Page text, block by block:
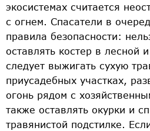
экосистемах считается
с огнем. Спасатели в
правила безопасности:
оставлять костер в лесной
следует выжигать сухую
приусадебных участках,
огонь рядом с
также оставлять окурки и
травянистой подстилке.